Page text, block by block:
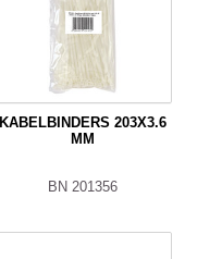
KABELBINDERS 203X3.6
MM
BN 201356